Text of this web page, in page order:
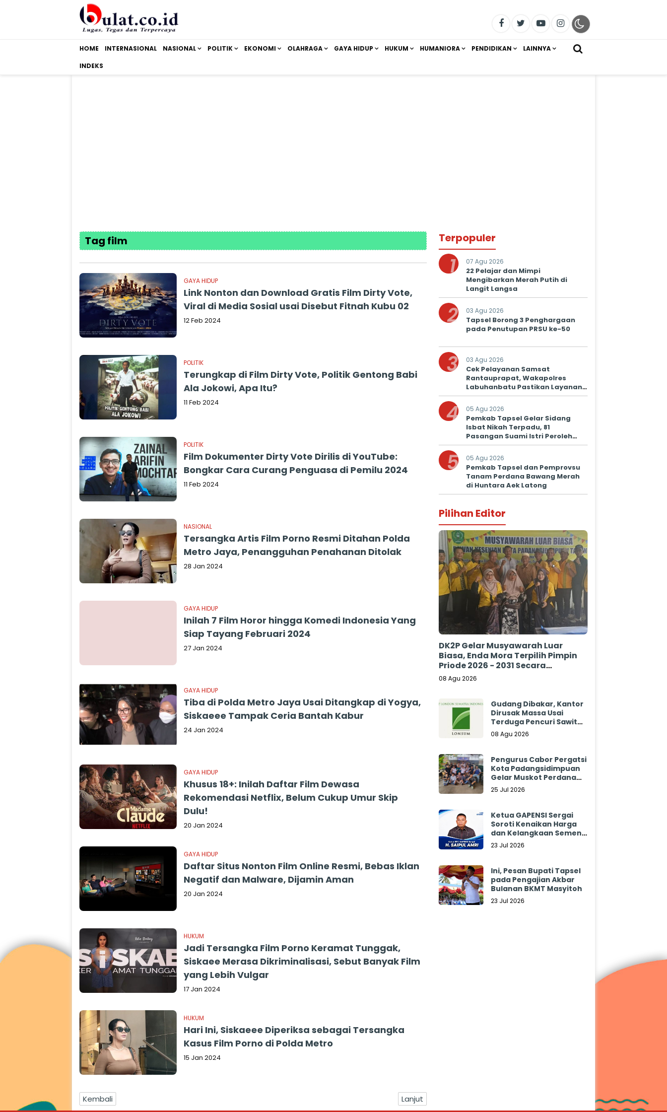
HOME INTERNASIONAL NASIONAL POLITIK EKONOMI OLAHRAGA GAYA HIDUP HUKUM HUMANIORA PENDIDIKAN LAINNYA
INDEKS
Tag film
GAYA HIDUP
Link Nonton dan Download Gratis Film Dirty Vote,
Viral di Media Sosial usai Disebut Fitnah Kubu 02
12 Feb 2024
POLITIK
Terungkap di Film Dirty Vote, Politik Gentong Babi
Ala Jokowi, Apa Itu?
11 Feb 2024
POLITIK
Film Dokumenter Dirty Vote Dirilis di YouTube:
Bongkar Cara Curang Penguasa di Pemilu 2024
11 Feb 2024
NASIONAL
Tersangka Artis Film Porno Resmi Ditahan Polda
Metro Jaya, Penangguhan Penahanan Ditolak
28 Jan 2024
GAYA HIDUP
Inilah 7 Film Horor hingga Komedi Indonesia Yang
Siap Tayang Februari 2024
27 Jan 2024
GAYA HIDUP
Tiba di Polda Metro Jaya Usai Ditangkap di Yogya,
Siskaeee Tampak Ceria Bantah Kabur
24 Jan 2024
GAYA HIDUP
Khusus 18+: Inilah Daftar Film Dewasa
Rekomendasi Netflix, Belum Cukup Umur Skip
Dulu!
20 Jan 2024
GAYA HIDUP
Daftar Situs Nonton Film Online Resmi, Bebas Iklan
Negatif dan Malware, Dijamin Aman
20 Jan 2024
HUKUM
Jadi Tersangka Film Porno Keramat Tunggak,
Siskaee Merasa Dikriminalisasi, Sebut Banyak Film
yang Lebih Vulgar
17 Jan 2024
HUKUM
Hari Ini, Siskaeee Diperiksa sebagai Tersangka
Kasus Film Porno di Polda Metro
15 Jan 2024
Kembali Lanjut
Terpopuler
1 07 Agu 2026
22 Pelajar dan Mimpi
Mengibarkan Merah Putih di
Langit Langsa
2 03 Agu 2026
Tapsel Borong 3 Penghargaan
pada Penutupan PRSU ke-50
3 03 Agu 2026
Cek Pelayanan Samsat
Rantauprapat, Wakapolres
Labuhanbatu Pastikan Layanan
Prima untuk Masyarakat
4 05 Agu 2026
Pemkab Tapsel Gelar Sidang
Isbat Nikah Terpadu, 81
Pasangan Suami Istri Peroleh
Kepastian Hukum
5 05 Agu 2026
Pemkab Tapsel dan Pemprovsu
Tanam Perdana Bawang Merah
di Huntara Aek Latong
Pilihan Editor
DK2P Gelar Musyawarah Luar
Biasa, Enda Mora Terpilih Pimpin
Priode 2026 - 2031 Secara
Aklamasi
08 Agu 2026
Gudang Dibakar, Kantor
Dirusak Massa Usai
Terduga Pencuri Sawit
Tewas: Manajemen
Sibulan Estate Bungkam
08 Agu 2026
Pengurus Cabor Pergatsi
Kota Padangsidimpuan
Gelar Muskot Perdana
2026 - 2030
25 Jul 2026
Ketua GAPENSI Sergai
Soroti Kenaikan Harga
dan Kelangkaan Semen,
Minta Pemerintah
23 Jul 2026
Ini, Pesan Bupati Tapsel
pada Pengajian Akbar
Bulanan BKMT Masyitoh
23 Jul 2026